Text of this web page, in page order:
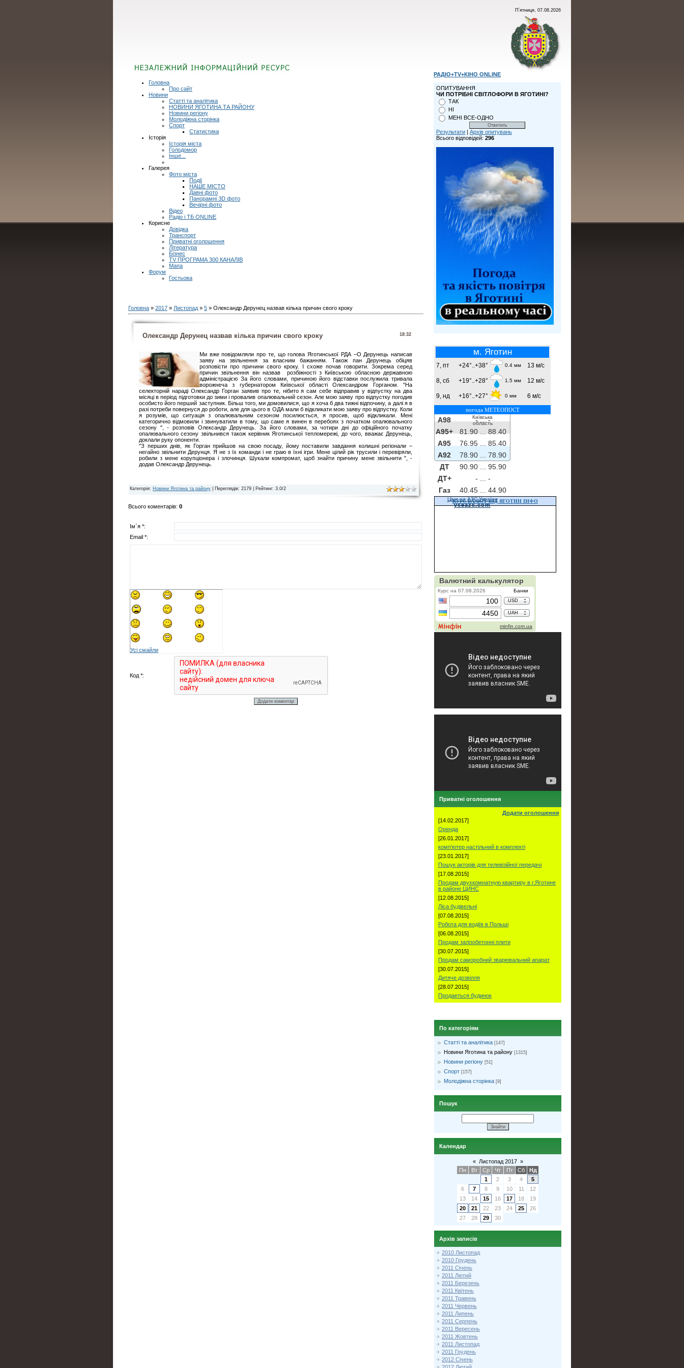
П`ятниця, 07.08.2026
Головна
Про сайт
Новини
Статті та аналітика
НОВИНИ ЯГОТИНА ТА РАЙОНУ
Новини регіону
Молодіжна сторінка
Спорт
Статистика
Історія
Історія міста
Голодомор
Інше...
Галерея
Фото міста
Події
НАШЕ МІСТО
Давні фото
Панорамні 3D фото
Вечірні фото
Відео
Радіо і ТБ ONLINE
Корисне
Довідка
Транспорт
Приватні оголошення
Література
Бізнес
TV ПРОГРАМА 300 КАНАЛІВ
Мапа
Форум
Гостьова
Головна » 2017 » Листопад » 5 » Олександр Дерунец назвав кілька причин свого кроку
18:32
Олександр Дерунец назвав кілька причин свого кроку
Ми вже повідомляли про те, що голова Яготинської РДА –О Дерунець написав
заяву на звільнення за власним бажанням. Також пан Дерунець обіцяв
розповісти про причини свого кроку. І схоже почав говорити. Зокрема серед
причин звільнення він назвав розбіжності з Київською обласною державною
адміністрацією За його словами, причиною його відставки послужила тривала
ворожнеча з губернатором Київської області Олександром Горганом. "На
селекторній нараді Олександр Горган заявив про те, нібито я сам себе відправив у відпустку на два
місяці в період підготовки до зими і провалив опалювальний сезон. Але мою заяву про відпустку погодив
особисто його перший заступник. Більш того, ми домовилися, що я хоча б два тижні відпочину, а далі я в
разі потреби повернуся до роботи, але для цього в ОДА мали б відкликати мою заяву про відпустку. Коли
я розумів, що ситуація з опалювальним сезоном посилюється, я просив, щоб відкликали. Мені
категорично відмовили і звинуватили в тому, що саме я винен в перебоях з початком опалювального
сезону ", - розповів Олександр Дерунець. За його словами, за чотири дні до офіційного початку
опалювального сезону звільнився також керівник Яготинської тепломережі, до чого, вважає Дерунець,
доклали руку опоненти.
"З перших днів, як Горган прийшов на свою посаду, йому поставили завдання колишні регіонали –
негайно звільнити Дерунця. Я не з їх команди і не граю в їхні ігри. Мене цілий рік трусили і перевіряли,
робили з мене корупціонера і злочинця. Шукали компромат, щоб знайти причину мене звільнити ", -
додав Олександр Дерунець.
Категорія: Новини Яготина та району Переглядів: 2179 | Рейтинг: 3.0/2
Всього коментарів: 0
Ім`я *:
Email *:
Усі смайли
Код *:
РАДІО+TV+КІНО ONLINE
ОПИТУВАННЯ
ЧИ ПОТРІБНІ СВІТЛОФОРИ В ЯГОТИНІ?
ТАК
НІ
МЕНІ ВСЕ-ОДНО
Результати | Архів опитувань
Всього відповідей: 296
м. Яготин
7, пт +24°..+38° 0.4 мм 13 м/с
8, сб +19°..+28° 1.5 мм 12 м/с
9, нд +16°..+27° 0 мм 6 м/с
погода МЕТЕОПОСТ
Київська
область
A98 - ...-
A95+
81.90 ...
88.40
A95
76.95 ...
85.40
A92
78.90 ...
78.90
ДТ
90.90 ...
95.90
ДТ+
- ...
-
Газ
40.45 ... 44.90
Ціни на АЗС України
vseazs.com
КУРС ВАЛЮТ ВІД ЯГОТИН ІНФО
Приватні оголошення
Додати оголошення
[14.02.2017]
Оренда
[26.01.2017]
комп'ютер настільний в комплекті
[23.01.2017]
Пошук акторів для телевізійної передачі
[17.08.2015]
Продам двухкомнатную квартиру в г.Яготине
в районе ЦИНС
[12.08.2015]
Ліса будівельні
[07.08.2015]
Робота для водіїв в Польші
[06.08.2015]
Продам залізобетонні плити
[30.07.2015]
Продам саморобний зварювальний апарат
[30.07.2015]
Дитяче дозвілля
[28.07.2015]
Продаеться будинок
По категоріям
Статті та аналітика [147]
Новини Яготина та району [1315]
Новини регіону [51]
Спорт [157]
Молодіжна сторінка [9]
Пошук
Календар
« Листопад 2017 »
Пн
Вт Ср Чт Пт Сб
Нд
1
2 3 4
5
6
7 8 9 10 11
12
13
14 15 16 17 18
19
20
21 22 23 24 25
26
27
28 29 30
Архів записів
2010 Листопад
2010 Грудень
2011 Січень
2011 Лютий
2011 Березень
2011 Квітень
2011 Травень
2011 Червень
2011 Липень
2011 Серпень
2011 Вересень
2011 Жовтень
2011 Листопад
2011 Грудень
2012 Січень